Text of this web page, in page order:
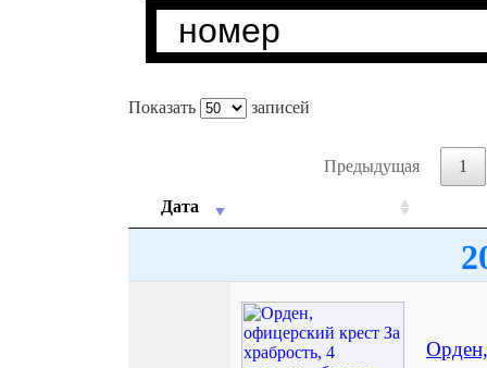
Показать записей
Предыдущая 1
Дата